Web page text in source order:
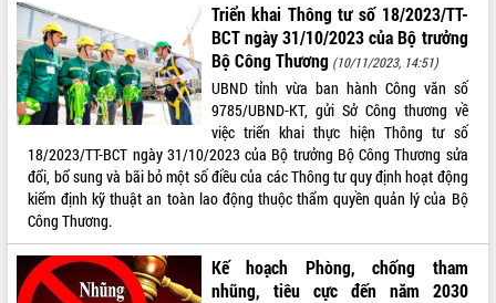
Triển khai Thông tư số 18/2023/TT-
BCT ngày 31/10/2023 của Bộ trưởng
Bộ Công Thương (10/11/2023, 14:51)
UBND tỉnh vừa ban hành Công văn số
9785/UBND-KT, gửi Sở Công thương về
việc triển khai thực hiện Thông tư số
18/2023/TT-BCT ngày 31/10/2023 của Bộ trưởng Bộ Công Thương sửa
đổi, bổ sung và bãi bỏ một số điều của các Thông tư quy định hoạt động
kiểm định kỹ thuật an toàn lao động thuộc thẩm quyền quản lý của Bộ
Công Thương.
Kế hoạch Phòng, chống tham
nhũng, tiêu cực đến năm 2030